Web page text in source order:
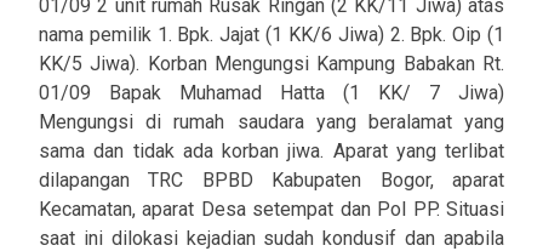
01/09 2 unit rumah Rusak Ringan (2 KK/11 Jiwa) atas
nama pemilik 1. Bpk. Jajat (1 KK/6 Jiwa) 2. Bpk. Oip (1
KK/5 Jiwa). Korban Mengungsi Kampung Babakan Rt.
01/09 Bapak Muhamad Hatta (1 KK/ 7 Jiwa)
Mengungsi di rumah saudara yang beralamat yang
sama dan tidak ada korban jiwa. Aparat yang terlibat
dilapangan TRC BPBD Kabupaten Bogor, aparat
Kecamatan, aparat Desa setempat dan Pol PP. Situasi
saat ini dilokasi kejadian sudah kondusif dan apabila